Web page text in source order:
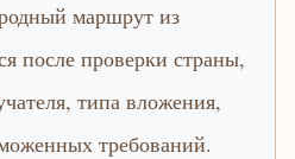
маршрут из
после проверки страны,
типа вложения,
требований.